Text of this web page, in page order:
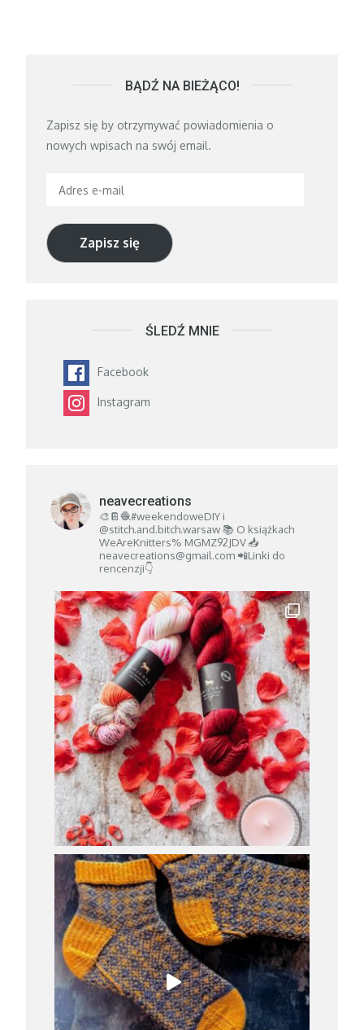
BĄDŹ NA BIEŻĄCO!
Zapisz się by otrzymywać powiadomienia o
nowych wpisach na swój email.
Adres
mail
Zapisz się
ŚLEDŹ MNIE
Facebook
Instagram
neavecreations
🎨📔🧶#weekendoweDIY i
@stitch.and.bitch.warsaw📚 O książkach
WeAreKnitters% MGMZ92JDV📥
neavecreations@gmail.com📲Linki do
rencenzji👇